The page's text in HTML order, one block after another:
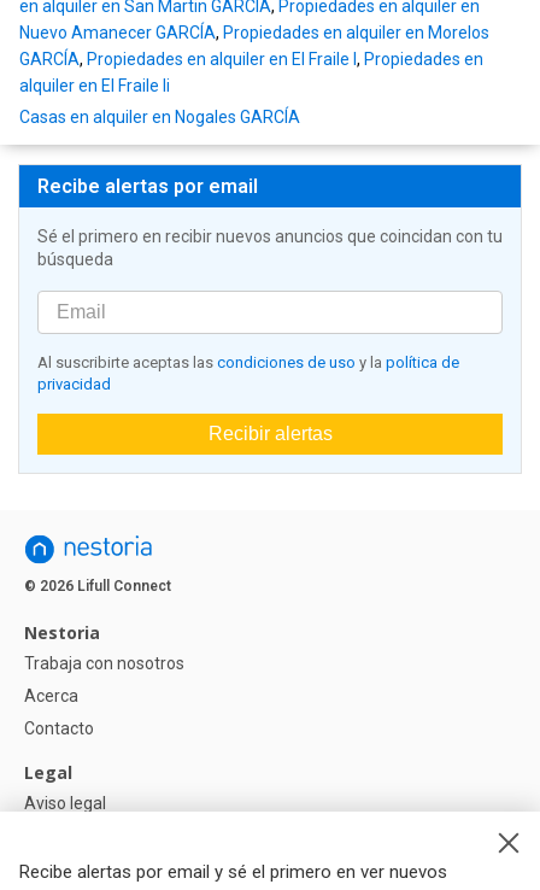
en alquiler en San Martin GARCÍA, Propiedades en alquiler en
Nuevo Amanecer GARCÍA, Propiedades en alquiler en Morelos
GARCÍA, Propiedades en alquiler en El Fraile I , Propiedades en
alquiler en El Fraile Ii
Casas en alquiler en Nogales GARCÍA
Recibe alertas por email
Sé el primero en recibir nuevos anuncios que coincidan con tu
búsqueda
Al suscribirte aceptas las condiciones de uso y la política de
privacidad
Recibir alertas
Recibe alertas por email y sé el primero en ver nuevos
© 2026 Lifull Connect
Nestoria
Trabaja con nosotros
Acerca
Contacto
Legal
Aviso legal
Política de Cookies